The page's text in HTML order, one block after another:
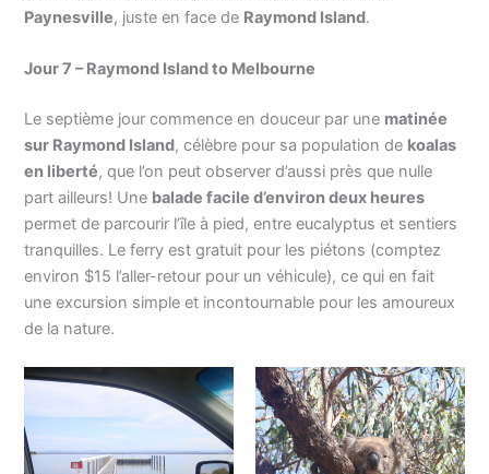
Paynesville, juste en face de Raymond Island.
Jour 7 – Raymond Island to Melbourne
Le septième jour commence en douceur par une matinée
sur Raymond Island, célèbre pour sa population de koalas
en liberté, que l’on peut observer d’aussi près que nulle
part ailleurs! Une balade facile d’environ deux heures
permet de parcourir l’île à pied, entre eucalyptus et sentiers
tranquilles. Le ferry est gratuit pour les piétons (comptez
environ $15 l’aller-retour pour un véhicule), ce qui en fait
une excursion simple et incontournable pour les amoureux
de la nature.